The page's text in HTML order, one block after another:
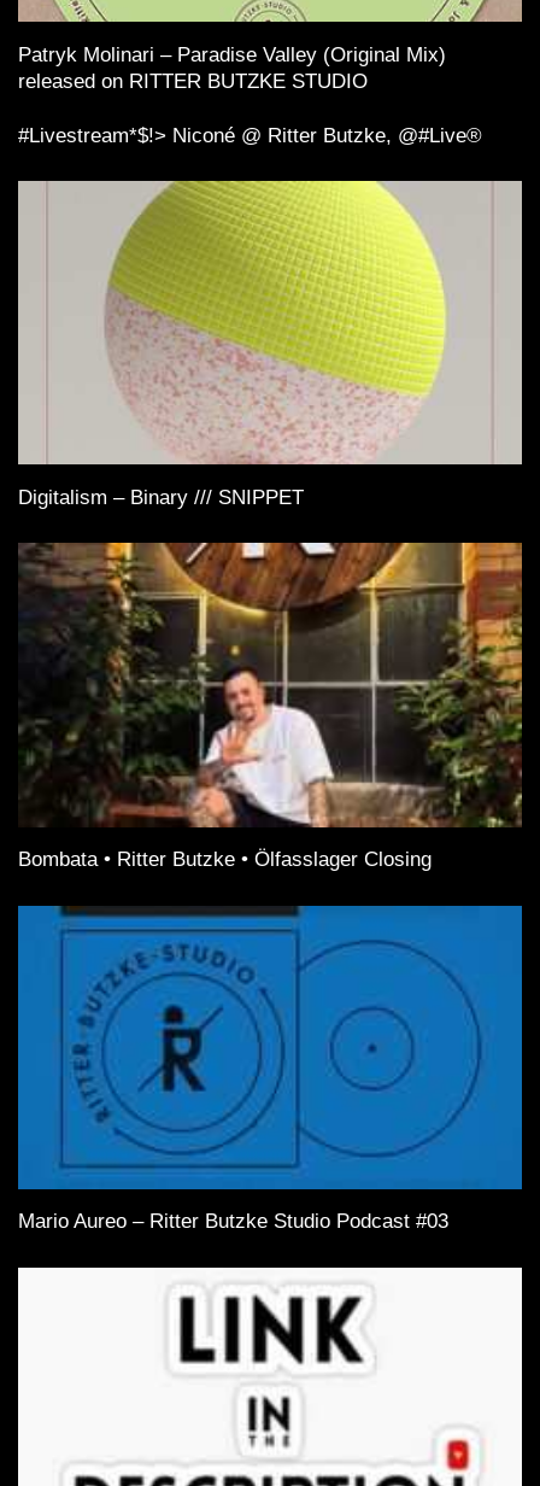
Patryk Molinari – Paradise Valley (Original Mix)
released on RITTER BUTZKE STUDIO
#Livestream*$!> Niconé️ @ Ritter Butzke, @#Live®
Digitalism – Binary /// SNIPPET
Bombata • Ritter Butzke • Ölfasslager Closing
Mario Aureo – Ritter Butzke Studio Podcast #03